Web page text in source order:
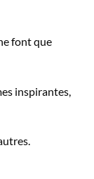
font que
inspirantes,